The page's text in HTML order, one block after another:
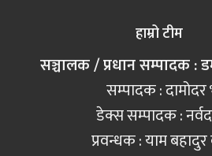
हाम्रो टीम
सञ्चालक / प्रधान सम्पादक :
सम्पादक : दामोदर
डेक्स सम्पादक :
प्रवन्धक : याम